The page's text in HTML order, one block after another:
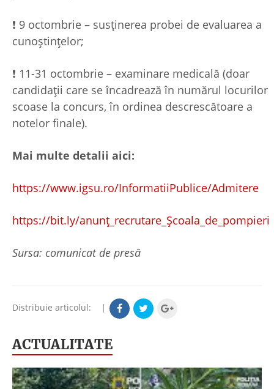
❗ 9 octombrie – susținerea probei de evaluarea a
cunoștințelor;
❗ 11-31 octombrie – examinare medicală (doar
candidații care se încadrează în numărul locurilor
scoase la concurs, în ordinea descrescătoare a
notelor finale).
Mai multe detalii aici:
https://www.igsu.ro/InformatiiPublice/Admitere
https://bit.ly/anunț_recrutare_Școala_de_pompieri
Sursa: comunicat de presă
Distribuie articolul: |
ACTUALITATE